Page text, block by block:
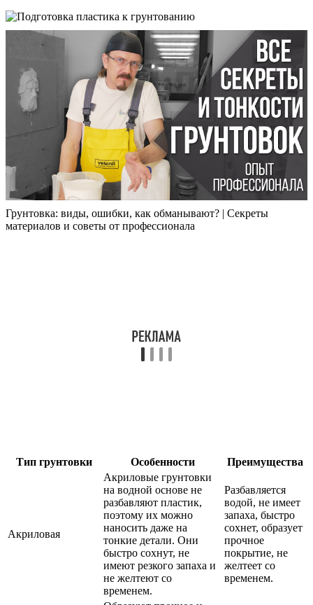
Грунтовка: виды, ошибки, как обманывают? | Секреты
материалов и советы от профессионала
Тип грунтовки Особенности Преимущества
Акриловая
Акриловые грунтовки
на водной основе не
разбавляют пластик,
поэтому их можно
наносить даже на
тонкие детали. Они
быстро сохнут, не
имеют резкого запаха и
не желтеют со
временем.
Разбавляется
водой, не имеет
запаха, быстро
сохнет, образует
прочное
покрытие, не
желтеет со
временем.